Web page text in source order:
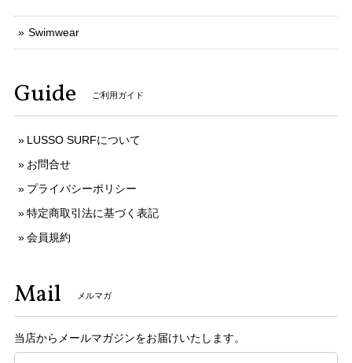
Swimwear
Guide ご利用ガイド
LUSSO SURFについて
お問合せ
プライバシーポリシー
特定商取引法に基づく表記
会員規約
Mail メルマガ
当店からメールマガジンをお届けいたします。